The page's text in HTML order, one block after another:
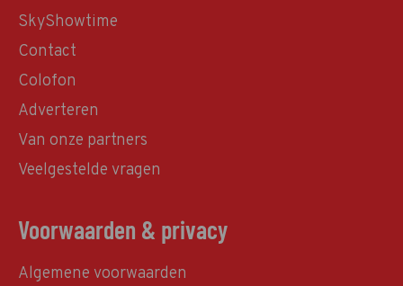
SkyShowtime
Contact
Colofon
Adverteren
Van onze partners
Veelgestelde vragen
Voorwaarden & privacy
Algemene voorwaarden